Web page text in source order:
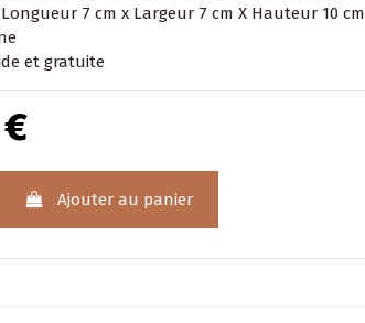
7 cm x Largeur 7 cm X Hauteur 10 cm
et gratuite
Ajouter au panier